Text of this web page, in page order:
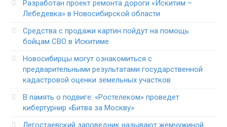
Разработан проект ремонта дороги «Искитим –
Лебедевка» в Новосибирской области
Средства с продажи картин пойдут на помощь
бойцам СВО в Искитиме
Новосибирцы могут ознакомиться с
предварительными результатами государственной
кадастровой оценки земельных участков
В память о подвиге: «Ростелеком» проведет
кибертурнир «Битва за Москву»
Легостаевский заповедник называют жемчужиной